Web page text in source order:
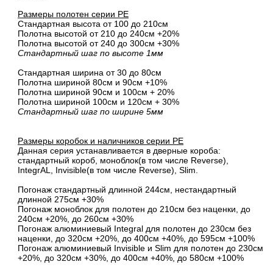
Размеры полотен серии PE
Стандартная высота от 100 до 210см
Полотна высотой от 210 до 240см +20%
Полотна высотой от 240 до 300см +30%
Стандартный шаг по высоте 1мм
Стандартная ширина от 30 до 80см
Полотна шириной 80cм и 90cм +10%
Полотна шириной 90см и 100см + 20%
Полотна шириной 100см и 120см + 30%
Стандартный шаг по ширине 5мм
Размеры коробок и наличников серии PE
Данная серия устанавливается в дверные короба:
стандартный короб, моноблок(в том числе Reverse),
IntegrAL, Invisible(в том числе Reverse), Slim.
Погонаж стандартный длинной 244см, нестандартный
длинной 275см +30%
Погонаж моноблок для полотен до 210см без наценки, до
240см +20%, до 260см +30%
Погонаж алюминиевый Integral для полотен до 230см без
наценки, до 320см +20%, до 400см +40%, до 595см +100%
Погонаж алюминиевый Invisible и Slim для полотен до 230см
+20%, до 320см +30%, до 400см +40%, до 580см +100%